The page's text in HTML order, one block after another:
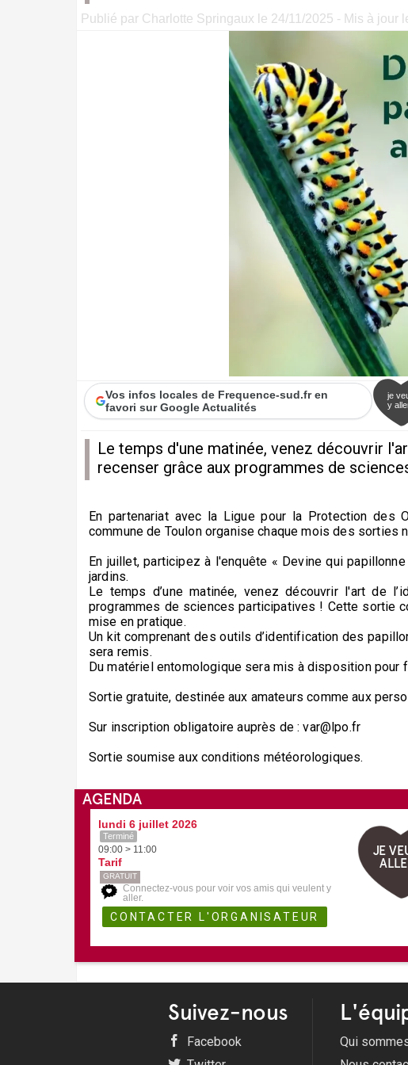
Publié par Charlotte Springaux le 24/11/2025 - Mis à jour
Vos infos locales de Frequence-sud.fr en
favori sur Google Actualités
je
y
Le temps d'une matinée, venez découvrir
recenser grâce aux programmes de
En partenariat avec la Ligue pour la Protection des
commune de Toulon organise chaque mois des sorties
En juillet, participez à l'enquête « Devine qui
jardins.
Le temps d’une matinée, venez découvrir l'art de
programmes de sciences participatives ! Cette sortie
mise en pratique.
Un kit comprenant des outils d’identification des
sera remis.
Du matériel entomologique sera mis à disposition pour
Sortie gratuite, destinée aux amateurs comme aux
Sur inscription obligatoire auprès de : var@lpo.fr
Sortie soumise aux conditions météorologiques.
AGENDA
lundi 6 juillet 2026
Terminé
09:00 > 11:00
Tarif
GRATUIT
Connectez-vous pour voir vos amis qui veulent y
aller.
JE
Suivez-nous
Facebook
Qui